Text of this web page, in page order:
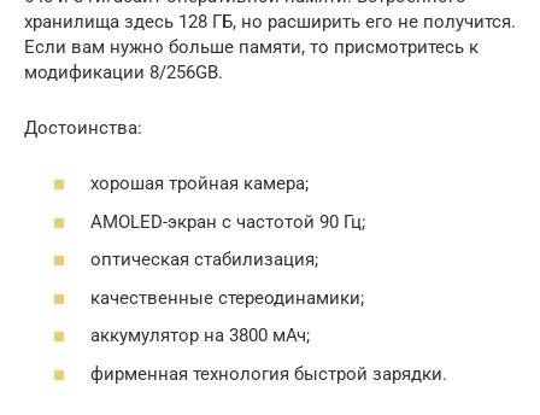
хранилища здесь 128 ГБ, но расширить его не получится.
Если вам нужно больше памяти, то присмотритесь к
модификации 8/256GB.
Достоинства:
хорошая тройная камера;
AMOLED-экран с частотой 90 Гц;
оптическая стабилизация;
качественные стереодинамики;
аккумулятор на 3800 мАч;
фирменная технология быстрой зарядки.